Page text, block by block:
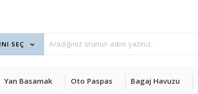
Yan Basamak Oto Paspas Bagaj Havuzu